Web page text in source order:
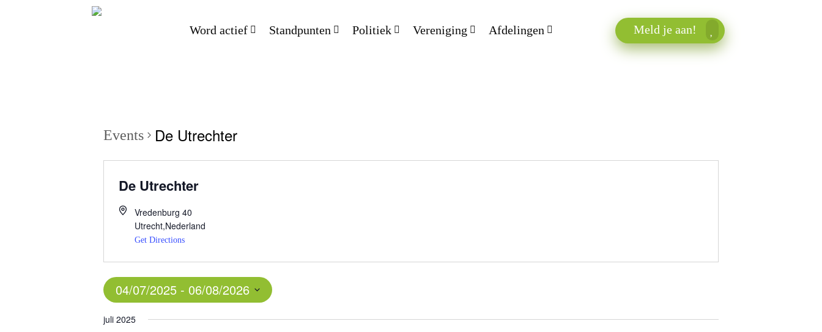
Word actief Standpunten Politiek Vereniging Afdelingen Meld je aan!
Events De Utrechter
De Utrechter
Vredenburg 40
Utrecht,Nederland
Get Directions
04/07/2025 - 06/08/2026
date.
juli 2025